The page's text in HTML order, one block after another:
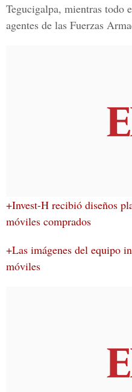
Tegucigalpa, mientras todo
agentes de las Fuerzas
+Invest-H recibió diseños
móviles comprados
+Las imágenes del equipo
móviles